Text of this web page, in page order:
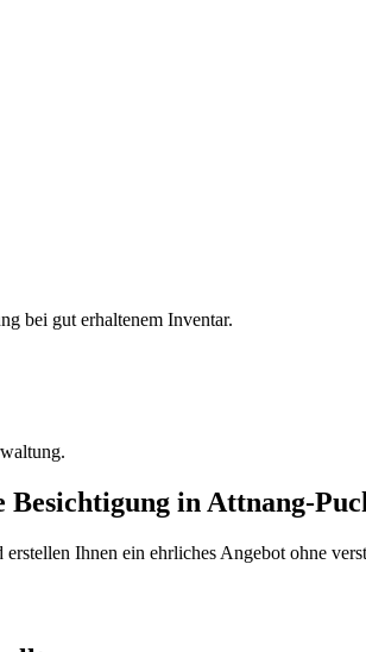
bei gut erhaltenem Inventar.
Besichtigung in Attnang-
Ihnen ein ehrliches Angebot ohne